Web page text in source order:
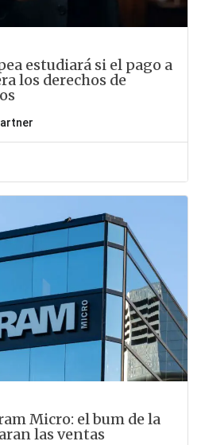
estudiará si el pago a
los derechos de
Micro: el bum de la
las ventas